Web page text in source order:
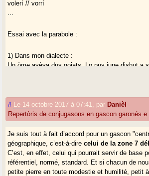
volerí // vorrí
Essai avec la parabole :
1) Dans mon dialecte :
Un òme avèva dus goiats. Lo pus june dishut a
hasut duas parts.
Un òmi qu’avè(va) dus gojats. Lo mei joen que
cau que posqui me’n anar e que vedi país.
datz-me çò que devi aver. - Òc, mon dròlle,
Qu’ès un maishant e que seràs castigat. Puish
partatgè lo son ben e que’n hasó duas parts.
# Le 14 octobre 2017 à 07:41 par Danièl
Repertòris de conjugasons en gascon garonés e
Je suis tout à fait d’accord pour un gascon
géographique, c’est-à-direcelui de la zone 7
C’est, en effet, celui qui pourrait servir de base
référentiel, normé, standard. Et si chacun de
petite pierre en toute modestie et humilité, petit